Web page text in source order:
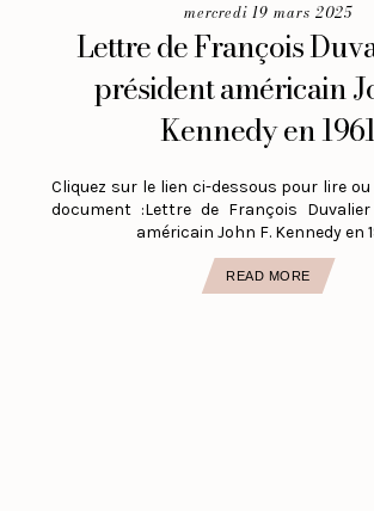
mercredi 19 mars 2025
Lettre de François
président américain
Kennedy en
Cliquez sur le lien ci-dessous pour lire
document :Lettre de François
américain John F. Kennedy en
READ MORE